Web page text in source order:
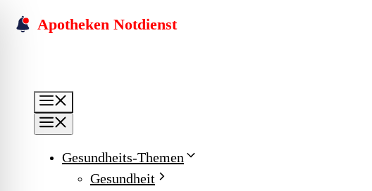
Skip
Apotheken Notdienst
Gesundheits-Themen
Gesundheit